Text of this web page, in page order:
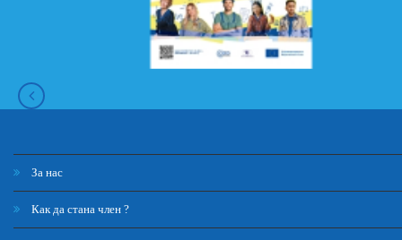
За нас
Как да стана член ?